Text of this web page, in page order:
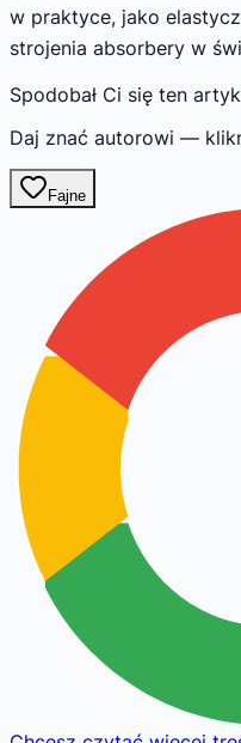
w praktyce, jako
strojenia absorbery w
Spodobał Ci się ten
Daj znać autorowi —
Fajne